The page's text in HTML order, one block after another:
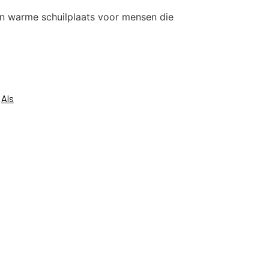
warme schuilplaats voor mensen die
Als